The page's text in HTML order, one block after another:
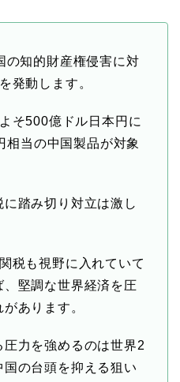
の知的財産権侵害に対
発動します。
そ500億ドル日本円に
相当の中国製品が対象
踏み切り対立は激し
税も視野に入れていて
堅調な世界経済を圧
あります。
力を強めるのは世界2
の台頭を抑える狙い